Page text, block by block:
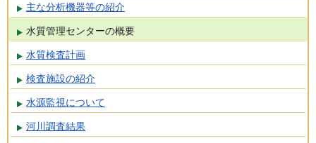
主な分析機器等の紹介
水質管理センターの概要
水質検査計画
検査施設の紹介
水源監視について
河川調査結果